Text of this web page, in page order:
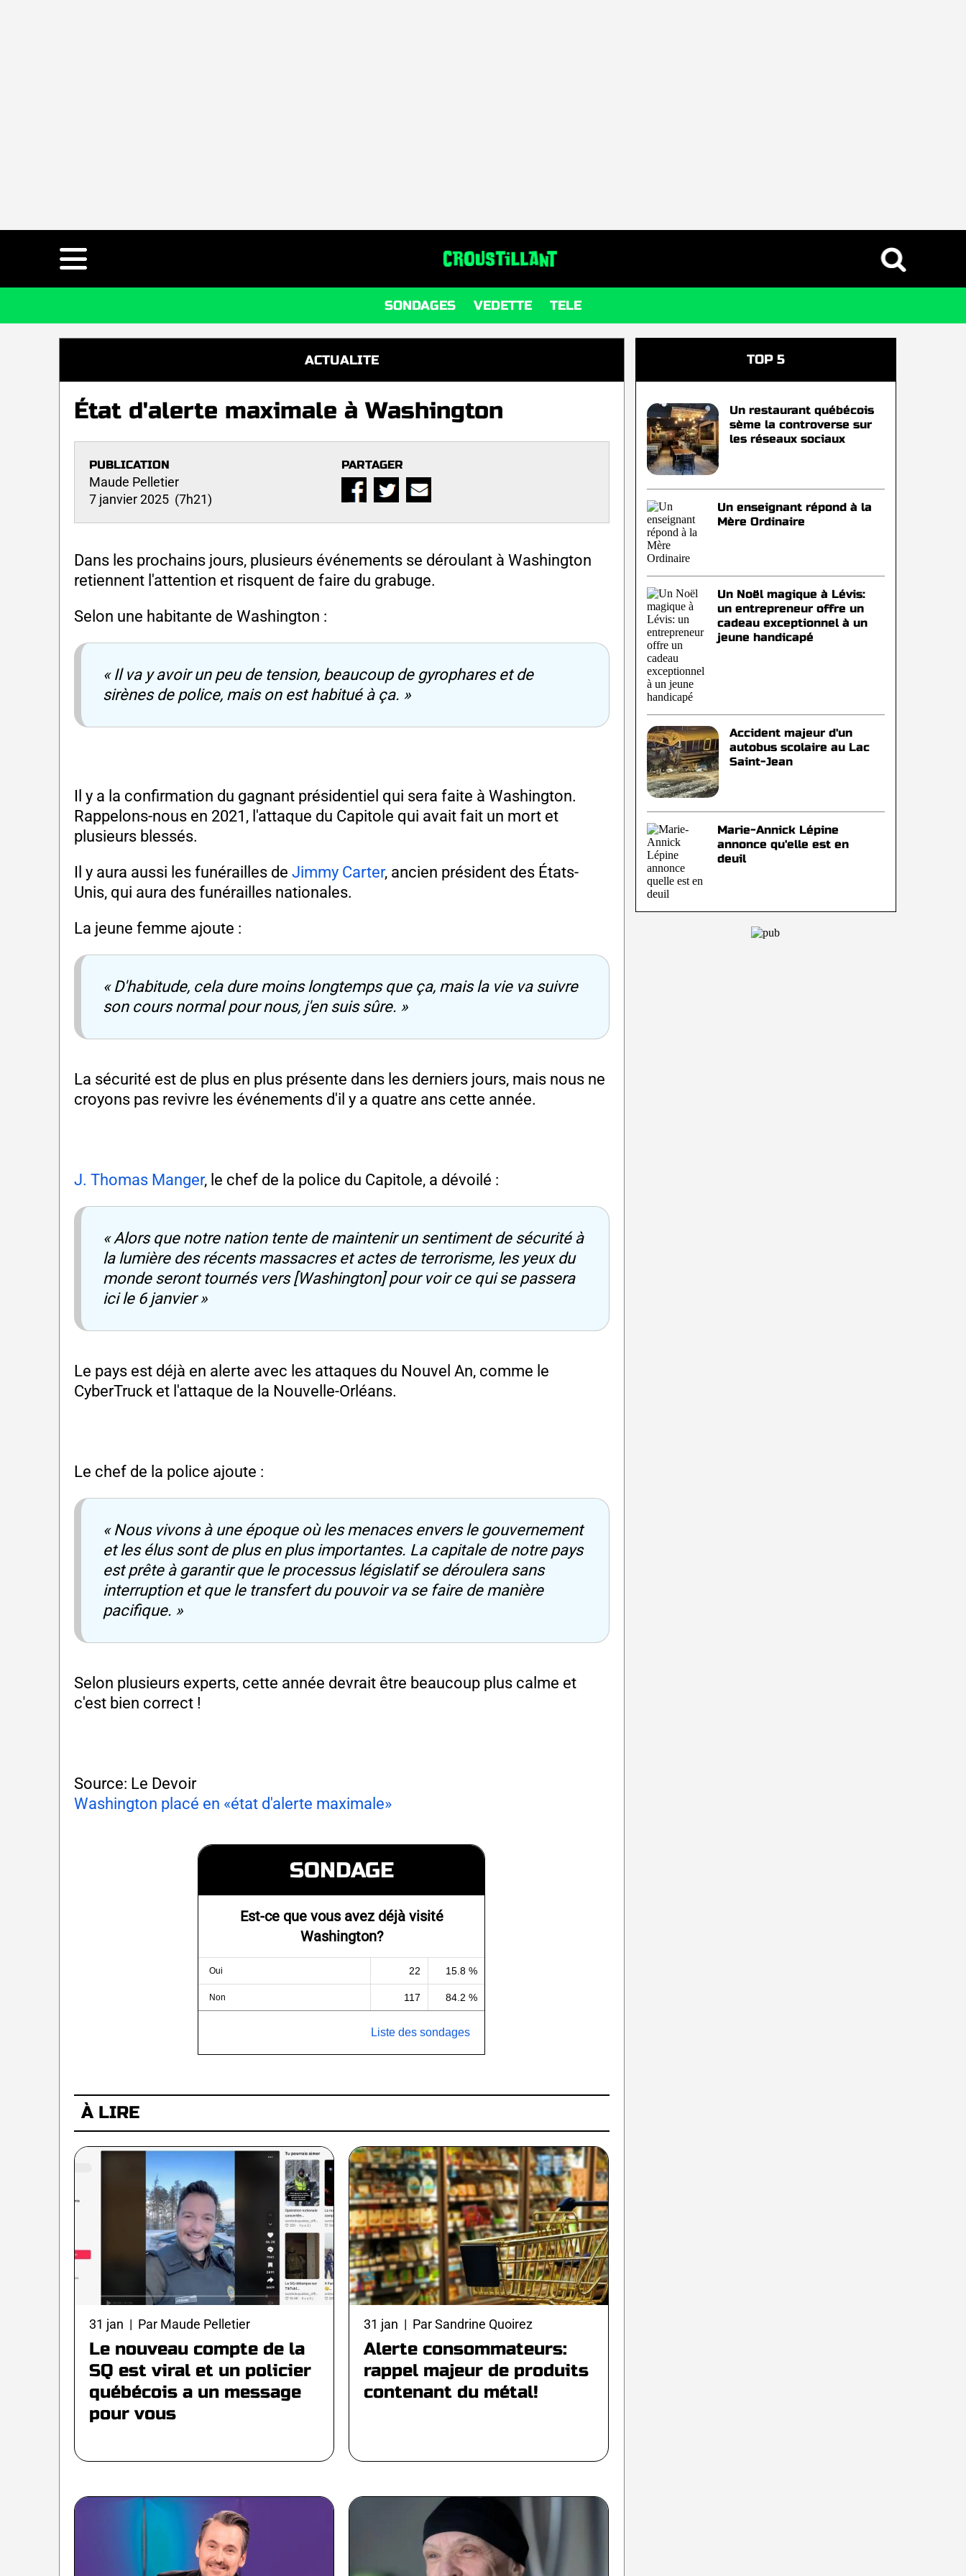
SONDAGES VEDETTE TELE
ACTUALITE
État d'alerte maximale à Washington
PUBLICATION
Maude Pelletier
7 janvier 2025 (7h21)
PARTAGER
Dans les prochains jours, plusieurs événements se déroulant à Washington
retiennent l'attention et risquent de faire du grabuge.
Selon une habitante de Washington :
« Il va y avoir un peu de tension, beaucoup de gyrophares et de
sirènes de police, mais on est habitué à ça. »
Il y a la confirmation du gagnant présidentiel qui sera faite à Washington.
Rappelons-nous en 2021, l'attaque du Capitole qui avait fait un mort et
plusieurs blessés.
Il y aura aussi les funérailles de Jimmy Carter, ancien président des États-
Unis, qui aura des funérailles nationales.
La jeune femme ajoute :
« D'habitude, cela dure moins longtemps que ça, mais la vie va suivre
son cours normal pour nous, j'en suis sûre. »
La sécurité est de plus en plus présente dans les derniers jours, mais nous ne
croyons pas revivre les événements d'il y a quatre ans cette année.
J. Thomas Manger, le chef de la police du Capitole, a dévoilé :
« Alors que notre nation tente de maintenir un sentiment de sécurité à
la lumière des récents massacres et actes de terrorisme, les yeux du
monde seront tournés vers [Washington] pour voir ce qui se passera
ici le 6 janvier »
Le pays est déjà en alerte avec les attaques du Nouvel An, comme le
CyberTruck et l'attaque de la Nouvelle-Orléans.
Le chef de la police ajoute :
« Nous vivons à une époque où les menaces envers le gouvernement
et les élus sont de plus en plus importantes. La capitale de notre pays
est prête à garantir que le processus législatif se déroulera sans
interruption et que le transfert du pouvoir va se faire de manière
pacifique. »
Selon plusieurs experts, cette année devrait être beaucoup plus calme et
c'est bien correct !
Source: Le Devoir
Washington placé en «état d'alerte maximale»
SONDAGE
Est-ce que vous avez déjà visité
Washington?
Oui 22 15.8 %
Non 117 84.2 %
Liste des sondages
À LIRE
31 jan | Par Maude Pelletier
Le nouveau compte de la
SQ est viral et un policier
québécois a un message
pour vous
31 jan | Par Sandrine Quoirez
Alerte consommateurs:
rappel majeur de produits
contenant du métal!
TOP 5
Un restaurant québécois
sème la controverse sur
les réseaux sociaux
Un enseignant répond à la
Mère Ordinaire
Un Noël magique à Lévis:
un entrepreneur offre un
cadeau exceptionnel à un
jeune handicapé
Accident majeur d'un
autobus scolaire au Lac
Saint-Jean
Marie-Annick Lépine
annonce qu'elle est en
deuil